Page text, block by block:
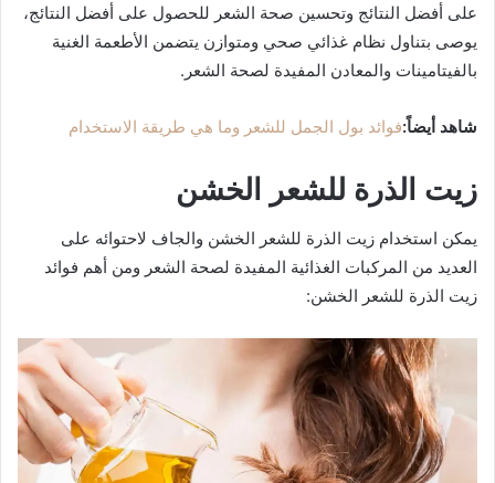
على أفضل النتائج وتحسين صحة الشعر للحصول على أفضل النتائج،
يوصى بتناول نظام غذائي صحي ومتوازن يتضمن الأطعمة الغنية
بالفيتامينات والمعادن المفيدة لصحة الشعر.
شاهد أيضاً:فوائد بول الجمل للشعر وما هي طريقة الاستخدام
زيت الذرة للشعر الخشن
يمكن استخدام زيت الذرة للشعر الخشن والجاف لاحتوائه على
العديد من المركبات الغذائية المفيدة لصحة الشعر ومن أهم فوائد
زيت الذرة للشعر الخشن: